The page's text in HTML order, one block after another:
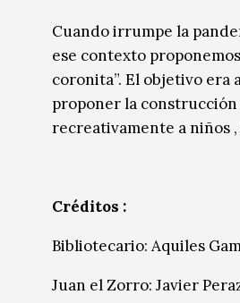
Música
Música
Sin categoría Sin categoría
Cuando irrumpe la
ese contexto
coronita”. El objetivo
proponer la
recreativamente a niños
Créditos :
Bibliotecario: Aquiles
Juan el Zorro: Javier